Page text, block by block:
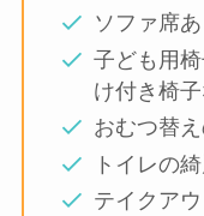
ソファ席あ
子ども用
け付き椅
おむつ替
トイレの
テイクア